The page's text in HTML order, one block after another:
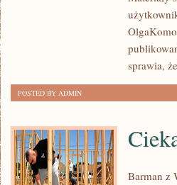
sprawia,
POSTED BY ADMIN
Barman z